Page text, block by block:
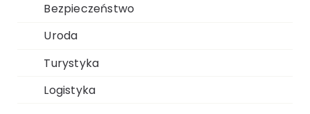
Bezpieczeństwo
Uroda
Turystyka
Logistyka